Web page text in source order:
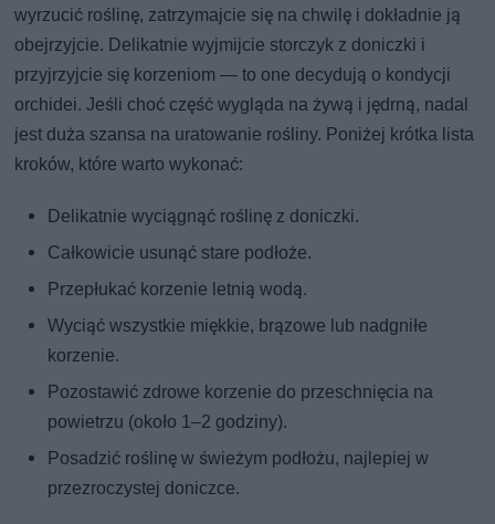
wyrzucić roślinę, zatrzymajcie się na chwilę i dokładnie ją
obejrzyjcie. Delikatnie wyjmijcie storczyk z doniczki i
przyjrzyjcie się korzeniom — to one decydują o kondycji
orchidei. Jeśli choć część wygląda na żywą i jędrną, nadal
jest duża szansa na uratowanie rośliny. Poniżej krótka lista
kroków, które warto wykonać:
Delikatnie wyciągnąć roślinę z doniczki.
Całkowicie usunąć stare podłoże.
Przepłukać korzenie letnią wodą.
Wyciąć wszystkie miękkie, brązowe lub nadgniłe
korzenie.
Pozostawić zdrowe korzenie do przeschnięcia na
powietrzu (około 1–2 godziny).
Posadzić roślinę w świeżym podłożu, najlepiej w
przezroczystej doniczce.